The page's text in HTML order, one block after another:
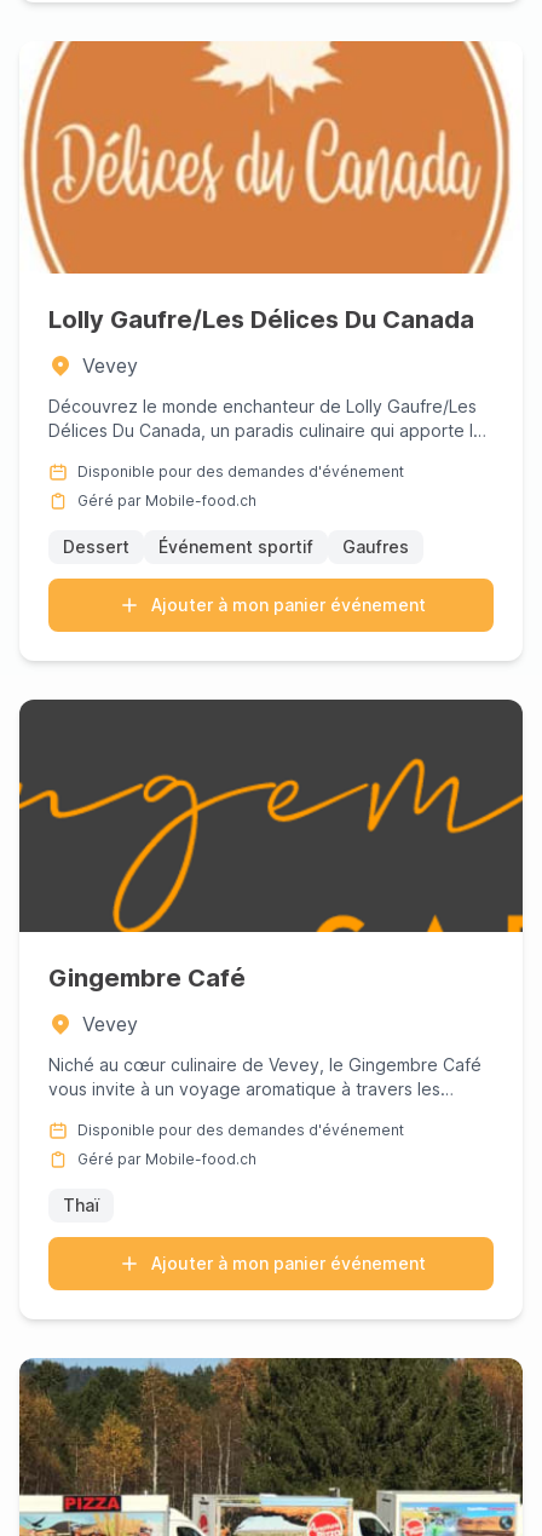
Lolly Gaufre/Les Délices Du Canada
Vevey
Découvrez le monde enchanteur de Lolly Gaufre/Les
Délices Du Canada, un paradis culinaire qui apporte les
Disponible pour des demandes d'événement
Géré par Mobile-food.ch
Dessert Événement sportif Gaufres
Ajouter à mon panier événement
Gingembre Café
Vevey
Niché au cœur culinaire de Vevey, le Gingembre Café
vous invite à un voyage aromatique à travers les
Disponible pour des demandes d'événement
Géré par Mobile-food.ch
Thaï
Ajouter à mon panier événement